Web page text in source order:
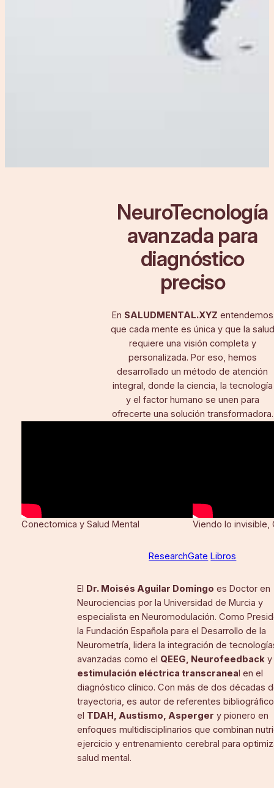
NeuroTecnología
avanzada para
diagnóstico
preciso
En SALUDMENTAL.XYZ entendemos
que cada mente es única y que la salud
requiere una visión completa y
personalizada. Por eso, hemos
desarrollado un método de atención
integral, donde la ciencia, la tecnología
y el factor humano se unen para
ofrecerte una solución transformadora.
Conectomica y Salud Mental Viendo lo invisible,
ResearchGate Libros
El Dr. Moisés Aguilar Domingo es Doctor en
Neurociencias por la Universidad de Murcia y
especialista en Neuromodulación. Como
la Fundación Española para el Desarrollo de la
Neurometría, lidera la integración de
avanzadas como el QEEG, Neurofeedback y
estimulación eléctrica transcraneal en el
diagnóstico clínico. Con más de dos décadas
trayectoria, es autor de referentes
el TDAH, Austismo, Asperger y pionero en
enfoques multidisciplinarios que combinan
ejercicio y entrenamiento cerebral para
salud mental.